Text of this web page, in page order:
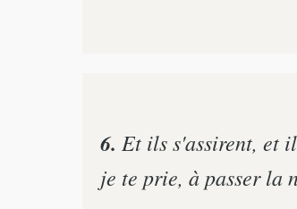
6. Et ils s'assirent, et
je te prie, à passer la